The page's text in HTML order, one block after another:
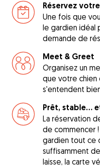
Réservez
Une fois que
le gardien idéal
demande de
Meet & Greet
Organisez un
que votre chien
s'entendent
Prêt, stable...
La réservation
de commencer
gardien tout ce
suffisamment
laisse, la carte